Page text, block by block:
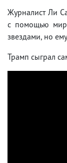
Журналист Ли
с помощью
звездами, но
Трамп сыграл